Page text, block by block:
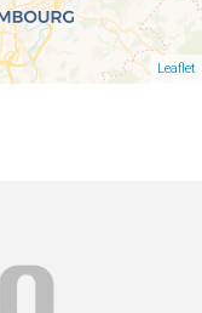
Leaflet